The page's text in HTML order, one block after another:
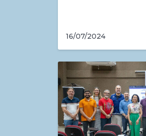
16/07/2024